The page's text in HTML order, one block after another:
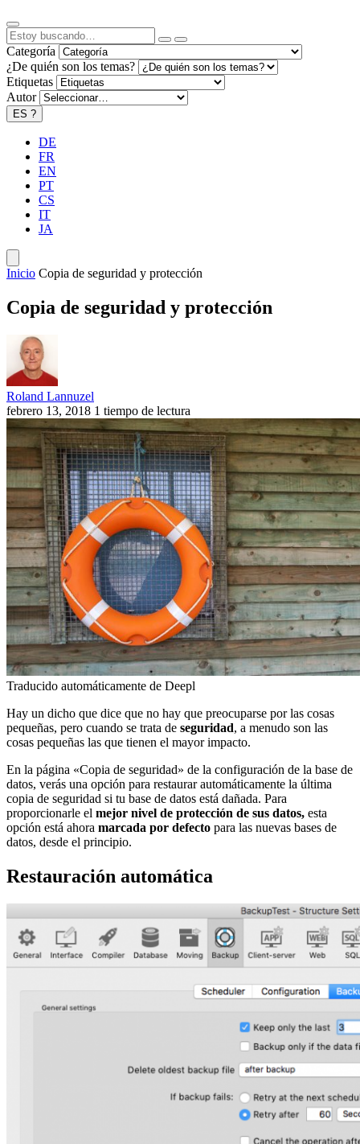
Categoría
¿De quién son los temas?
Etiquetas
Autor
ES ?
DE
FR
EN
PT
CS
IT
JA
Inicio Copia de seguridad y protección
Copia de seguridad y protección
Roland Lannuzel
febrero 13, 2018 1 tiempo de lectura
Traducido automáticamente de Deepl
Hay un dicho que dice que no hay que preocuparse por las cosas
pequeñas, pero cuando se trata de seguridad, a menudo son las
cosas pequeñas las que tienen el mayor impacto.
En la página «Copia de seguridad» de la configuración de la base de
datos, verás una opción para restaurar automáticamente la última
copia de seguridad si tu base de datos está dañada. Para
proporcionarle el mejor nivel de protección de sus datos, esta
opción está ahora marcada por defecto para las nuevas bases de
datos, desde el principio.
Restauración automática